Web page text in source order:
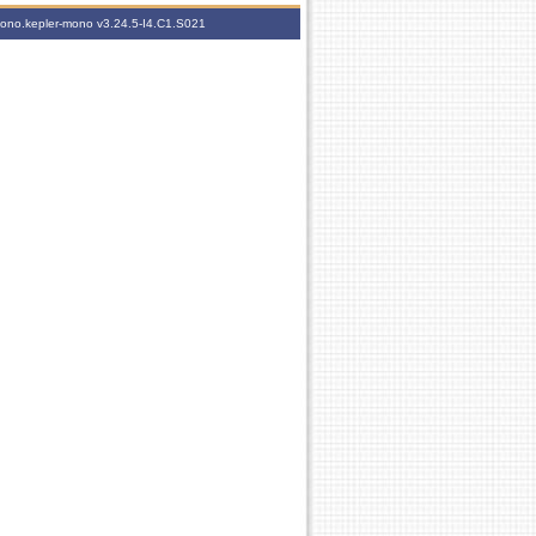
mono v3.24.5-I4.C1.S021